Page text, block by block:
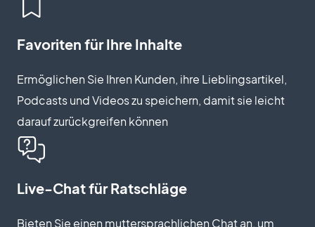
Favoriten für Ihre Inhalte
Ermöglichen Sie Ihren Kunden, ihre Lieblingsartikel,
Podcasts und Videos zu speichern, damit sie leicht
darauf zurückgreifen können
Live-Chat für Ratschläge
Bieten Sie einen muttersprachlichen Chat an, um